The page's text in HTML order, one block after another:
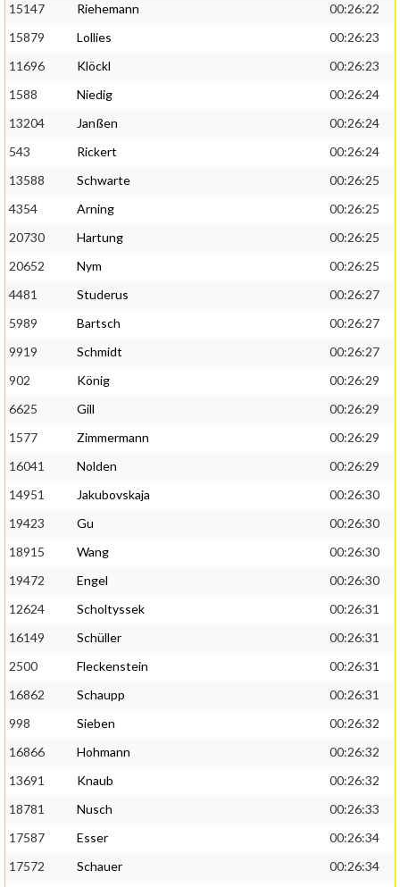
15147
Riehemann
00:26:22
15879
Lollies
00:26:23
11696
Klöckl
00:26:23
1588
Niedig
00:26:24
13204
Janßen
00:26:24
543
Rickert
00:26:24
13588
Schwarte
00:26:25
4354
Arning
00:26:25
20730
Hartung
00:26:25
20652
Nym
00:26:25
4481
Studerus
00:26:27
5989
Bartsch
00:26:27
9919
Schmidt
00:26:27
902
König
00:26:29
6625
Gill
00:26:29
1577
Zimmermann
00:26:29
16041
Nolden
00:26:29
14951
Jakubovskaja
00:26:30
19423
Gu
00:26:30
18915
Wang
00:26:30
19472
Engel
00:26:30
12624
Scholtyssek
00:26:31
16149
Schüller
00:26:31
2500
Fleckenstein
00:26:31
16862
Schaupp
00:26:31
998
Sieben
00:26:32
16866
Hohmann
00:26:32
13691
Knaub
00:26:32
18781
Nusch
00:26:33
17587
Esser
00:26:34
17572
Schauer 00:26:34